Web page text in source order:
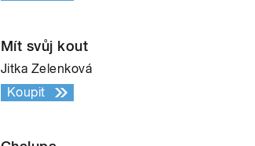
Mít svůj kout
Jitka Zelenková
Koupit